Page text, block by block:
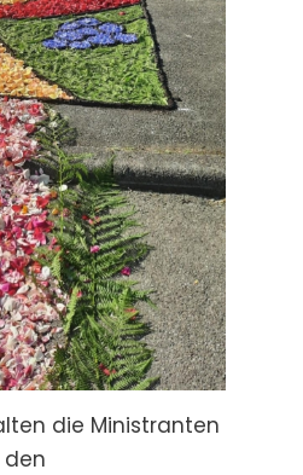
die Ministranten